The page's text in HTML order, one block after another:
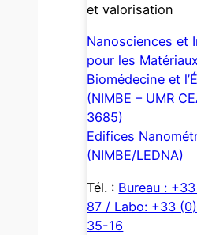
et valorisation
Nanosciences et
pour les
Biomédecine et
(NIMBE – UMR
3685)
Edifices
(NIMBE/LEDNA)
Tél. : Bureau :
87 / Labo: +33
35-16